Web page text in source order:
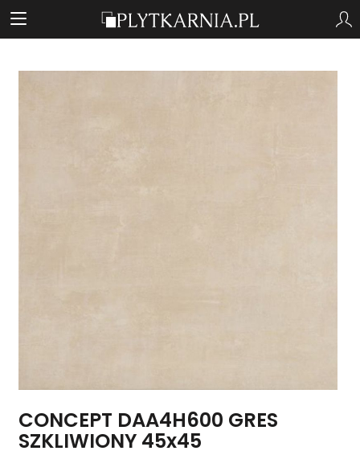
CONCEPT DAA4H600 GRES
SZKLIWIONY 45x45